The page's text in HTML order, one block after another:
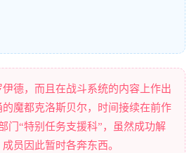
德，而且在战斗系统的内容上作出
魔都克洛斯贝尔，时间接续在前作
门“特别任务支援科”，虽然成功解
员因此暂时各奔东西。